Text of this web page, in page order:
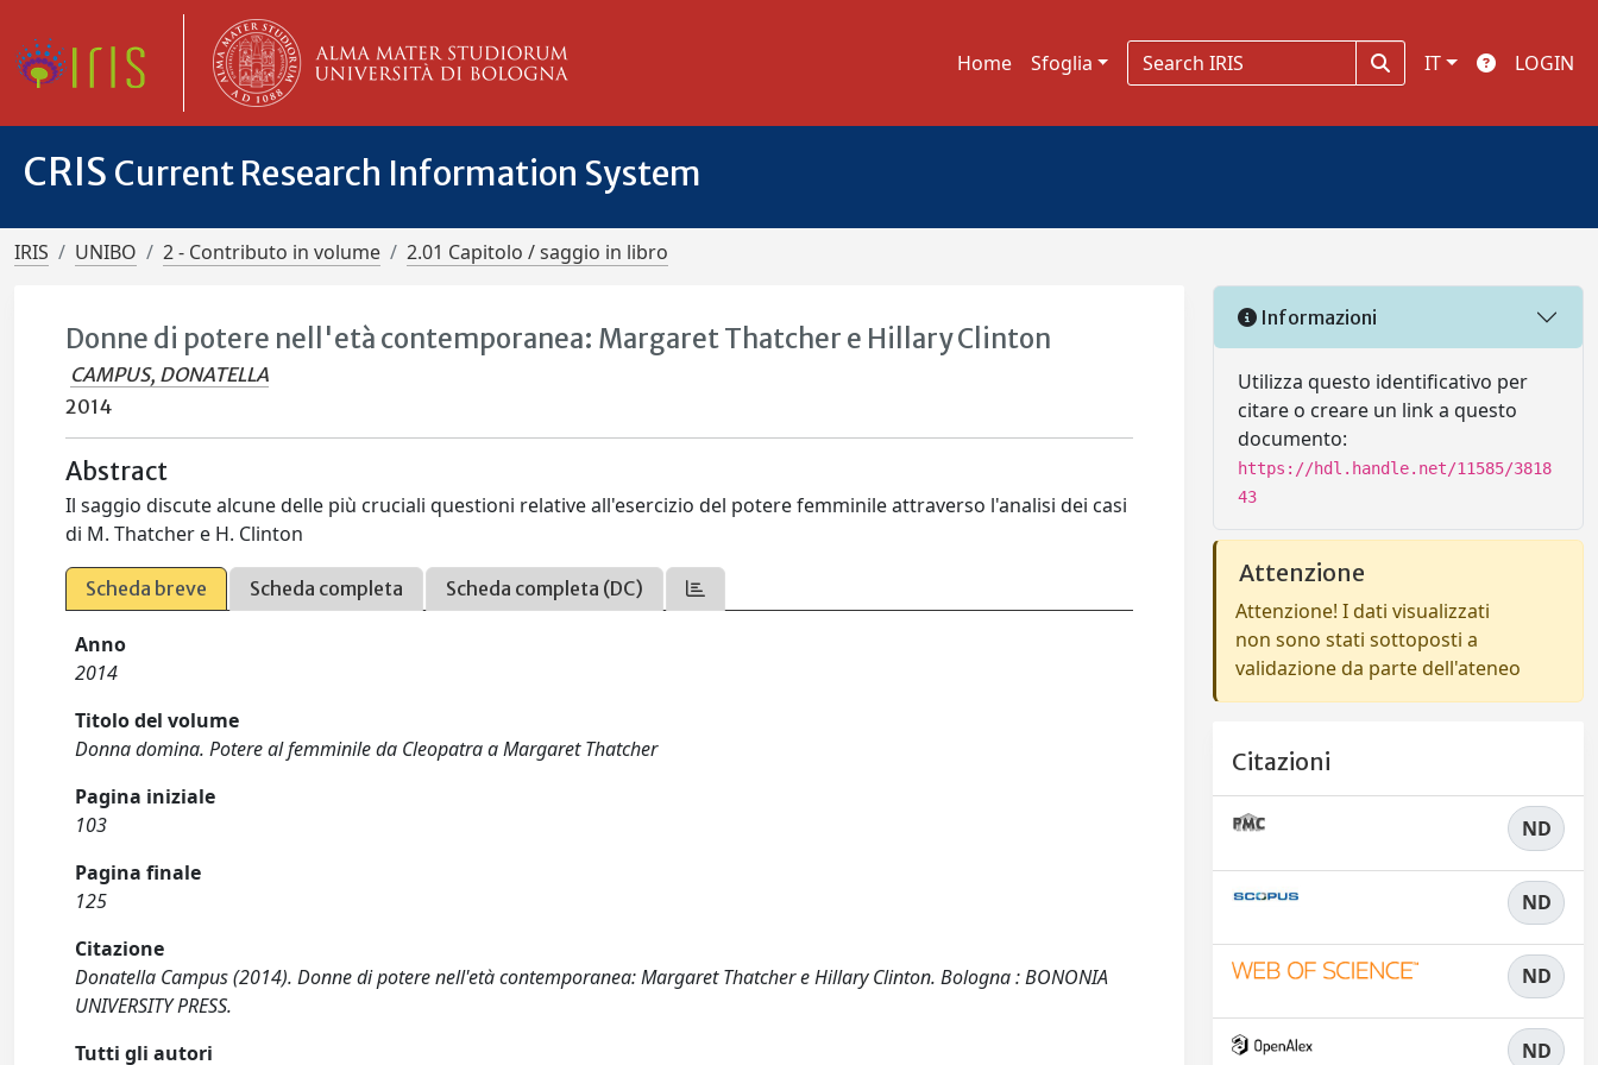
Home Sfoglia IT LOGIN
CRIS Current Research Information System
IRIS UNIBO 2 - Contributo in volume 2.01 Capitolo / saggio in libro
Donne di potere nell'età contemporanea: Margaret Thatcher e Hillary Clinton
CAMPUS, DONATELLA
2014
Abstract
Il saggio discute alcune delle più cruciali questioni relative all'esercizio del potere femminile attraverso l'analisi dei casi
di M. Thatcher e H. Clinton
Scheda breve Scheda completa Scheda completa (DC)
Anno
2014
Titolo del volume
Donna domina. Potere al femminile da Cleopatra a Margaret Thatcher
Pagina iniziale
103
Pagina finale
125
Citazione
Donatella Campus (2014). Donne di potere nell'età contemporanea: Margaret Thatcher e Hillary Clinton. Bologna : BONONIA
UNIVERSITY PRESS.
Tutti gli autori
Informazioni
Utilizza questo identificativo per
citare o creare un link a questo
documento:
https://hdl.handle.net/11585/3818
43
Attenzione
Attenzione! I dati visualizzati
non sono stati sottoposti a
validazione da parte dell'ateneo
Citazioni
ND
ND
ND
ND